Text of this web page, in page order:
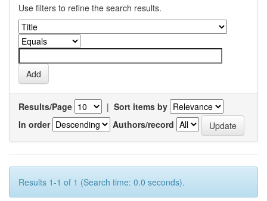
Use filters to refine the search results.
Results/Page | Sort items by
In order
Authors/record
Results 1-1 of 1 (Search time: 0.0 seconds).